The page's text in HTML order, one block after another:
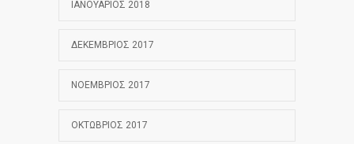
ΙΑΝΟΥΆΡΙΟΣ 2018
ΔΕΚΈΜΒΡΙΟΣ 2017
ΝΟΈΜΒΡΙΟΣ 2017
ΟΚΤΏΒΡΙΟΣ 2017